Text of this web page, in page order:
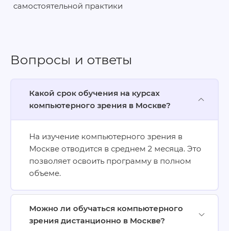
самостоятельной практики
Вопросы и ответы
Какой срок обучения на курсах
компьютерного зрения в Москве?
На изучение компьютерного зрения в
Москве отводится в среднем 2 месяца. Это
позволяет освоить программу в полном
объеме.
Можно ли обучаться компьютерного
зрения дистанционно в Москве?